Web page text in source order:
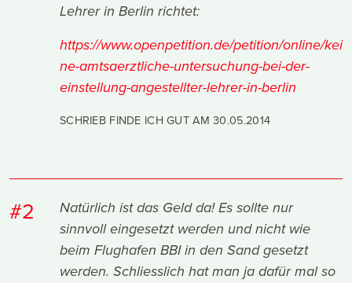
Lehrer in Berlin richtet:
https://www.openpetition.de/petition/online/kei
ne-amtsaerztliche-untersuchung-bei-der-
einstellung-angestellter-lehrer-in-berlin
SCHRIEB FINDE ICH GUT AM30.05.2014
#2
Natürlich ist das Geld da! Es sollte nur
sinnvoll eingesetzt werden und nicht wie
beim Flughafen BBI in den Sand gesetzt
werden. Schliesslich hat man ja dafür mal so